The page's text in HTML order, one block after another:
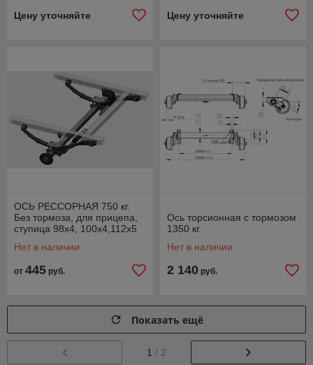
Цену уточняйте Цену уточняйте
ОСЬ РЕССОРНАЯ 750 кг.
Без тормоза, для прицепа,
ступица 98х4, 100х4,112х5
Нет в наличии
от 445 руб.
Ось торсионная с тормозом
1350 кг.
Нет в наличии
2 140 руб.
Показать ещё
1 / 2